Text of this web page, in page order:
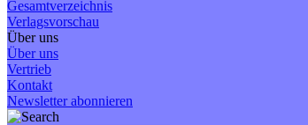
Gesamtverzeichnis
Verlagsvorschau
Über uns
Über uns
Vertrieb
Kontakt
Newsletter abonnieren